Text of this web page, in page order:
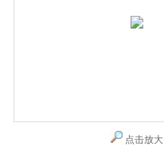
点击放大